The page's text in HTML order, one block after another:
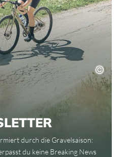
durch die Gravelsaison:
du keine Breaking News